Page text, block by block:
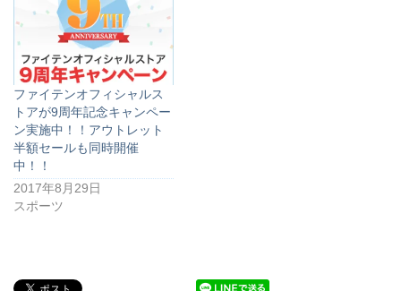
ファイテンオフィシャルス
トアが9周年記念キャンペー
ン実施中！！アウトレット
半額セールも同時開催
中！！
2017年8月29日
スポーツ